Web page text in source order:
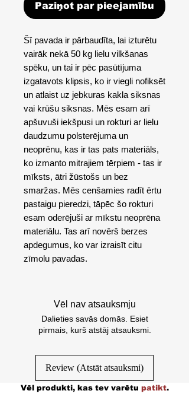
Paziņot par pieejamību
Šī pavada ir pārbaudīta, lai izturētu
vairāk nekā 50 kg lielu vilkšanas
spēku, un tai ir pēc pasūtījuma
izgatavots klipsis, ko ir viegli nofiksēt
un atlaist uz jebkuras kakla siksnas
vai krūšu siksnas. Mēs esam arī
apšuvuši iekšpusi un rokturi ar lielu
daudzumu polsterējuma un
neoprēnu, kas ir tas pats materiāls,
ko izmanto mitrajiem tērpiem - tas ir
mīksts, ātri žūstošs un bez
smaržas. Mēs cenšamies radīt ērtu
pastaigu pieredzi, tāpēc šo rokturi
esam oderējuši ar mīkstu neoprēna
materiālu. Tas arī novērš berzes
apdegumus, ko var izraisīt citu
zīmolu pavadas.
Vēl nav atsauksmju
Dalieties savās domās. Esiet
pirmais, kurš atstāj atsauksmi.
Review (Atstāt atsauksmi)
Vēl produkti, kas tev varētu patikt.